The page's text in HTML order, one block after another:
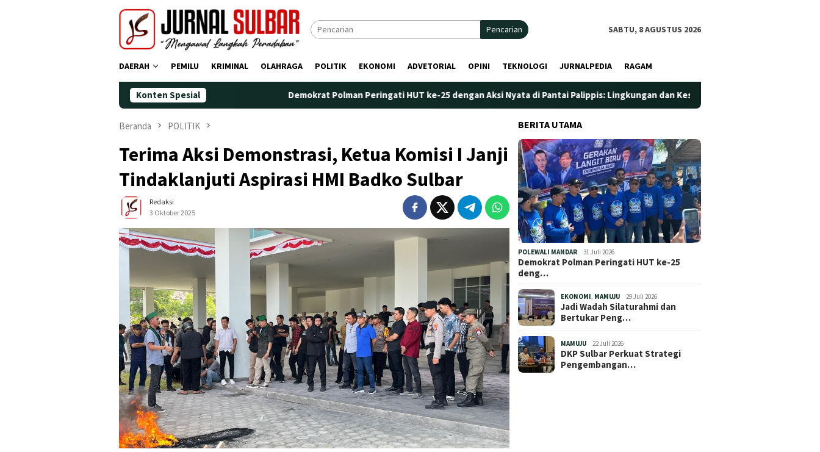
Pencarian SABTU, 8 AGUSTUS 2026
DAERAH PEMILU KRIMINAL OLAHRAGA POLITIK EKONOMI ADVETORIAL OPINI TEKNOLOGI JURNALPEDIA RAGAM
Konten Spesial Demokrat Polman Peringati HUT ke-25 dengan Aksi Nyata di Pantai Palippis: Lingkungan dan Kesehatan Jadi Prioritas
Beranda POLITIK
Terima Aksi Demonstrasi, Ketua Komisi I Janji
Tindaklanjuti Aspirasi HMI Badko Sulbar
Redaksi
3 Oktober 2025
BERITA UTAMA
POLEWALI MANDAR 31 Juli 2026
Demokrat Polman Peringati HUT ke-25
deng…
EKONOMI MAMUJU 29 Juli 2026
Jadi Wadah Silaturahmi dan
Bertukar Peng…
MAMUJU 22 Juli 2026
DKP Sulbar Perkuat Strategi
Pengembangan…